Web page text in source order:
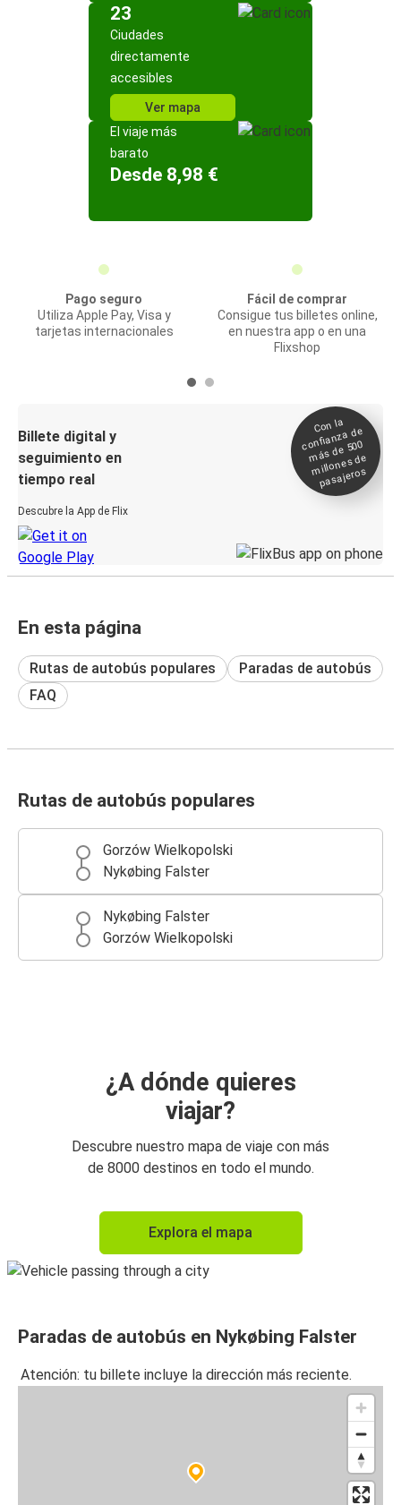
23
Ciudades
directamente
accesibles
Ver mapa
El viaje más
barato
Desde 8,98 €
Pago seguro
Utiliza Apple Pay, Visa y
tarjetas internacionales
Fácil de comprar
Consigue tus billetes online,
en nuestra app o en una
Flixshop
Billete digital y
seguimiento en
tiempo real
Descubre la App de Flix
Con la
confianza de
más de 500
millones de
pasajeros
En esta página
Rutas de autobús populares
Paradas de autobús
FAQ
Rutas de autobús populares
Gorzów Wielkopolski
Nykøbing Falster
Nykøbing Falster
Gorzów Wielkopolski
¿A dónde quieres
viajar?
Descubre nuestro mapa de viaje con más
de 8000 destinos en todo el mundo.
Explora el mapa
Paradas de autobús en Nykøbing Falster
Atención: tu billete incluye la dirección más reciente.